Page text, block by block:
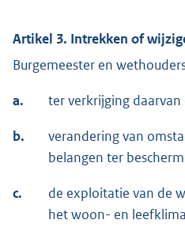
Artikel 3. Intrekken of
Burgemeester en
a. ter verkrijging
b.
verandering van
belangen ter
c.
de exploitatie van de
het woon- en